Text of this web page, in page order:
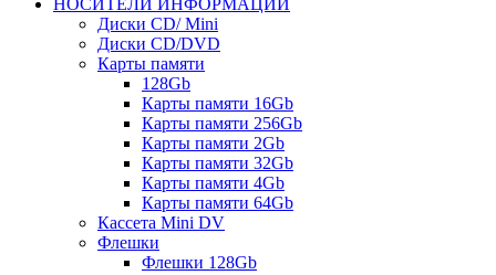
НОСИТЕЛИ ИНФОРМАЦИИ
Диски CD/ Mini
Диски CD/DVD
Карты памяти
128Gb
Карты памяти 16Gb
Карты памяти 256Gb
Карты памяти 2Gb
Карты памяти 32Gb
Карты памяти 4Gb
Карты памяти 64Gb
Кассета Mini DV
Флешки
Флешки 128Gb